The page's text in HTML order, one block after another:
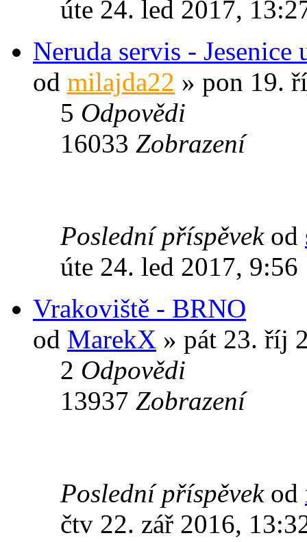
úte 24. led 2017,
Neruda servis - Jesenice
od milajda22 » pon 19.
5 Odpovědi
16033 Zobrazení
Poslední příspěvek od
úte 24. led 2017, 9:56
Vrakoviště - BRNO
od MarekX » pát 23. říj
2 Odpovědi
13937 Zobrazení
Poslední příspěvek od
čtv 22. zář 2016,